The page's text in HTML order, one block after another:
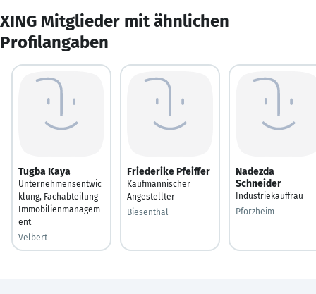
XING Mitglieder mit ähnlichen
Profilangaben
Tugba Kaya
Unternehmensentwic
klung, Fachabteilung
Immobilienmanagem
ent
Velbert
Friederike Pfeiffer
Kaufmännischer
Angestellter
Biesenthal
Nadezda
Schneider
Industriekauffrau
Pforzheim